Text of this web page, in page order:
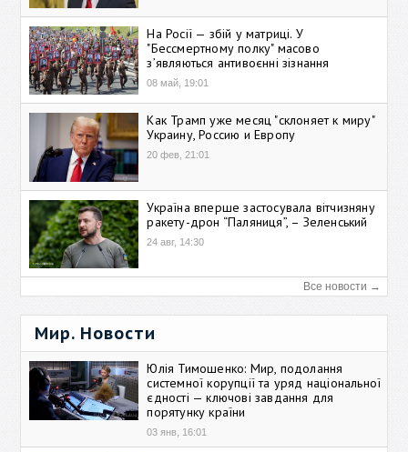
На Росії — збій у матриці. У
"Бессмертному полку" масово
зʼявляються антивоєнні зізнання
08 май, 19:01
Как Трамп уже месяц "склоняет к миру"
Украину, Россию и Европу
20 фев, 21:01
Україна вперше застосувала вітчизняну
ракету-дрон “Паляниця”, – Зеленський
24 авг, 14:30
Все новости →
Мир. Новости
Юлія Тимошенко: Мир, подолання
системної корупції та уряд національної
єдності — ключові завдання для
порятунку країни
03 янв, 16:01